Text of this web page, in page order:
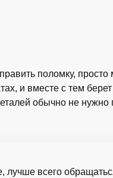
поломку,
и вместе с тем
обычно не нужно
лучше всего